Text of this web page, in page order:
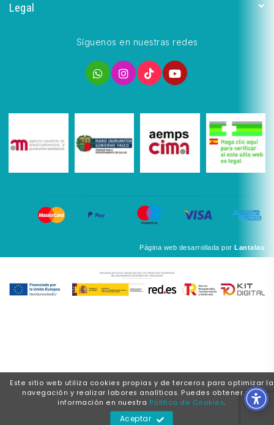
Legal
Síguenos en nuestras redes
Página web desarrollada por Lantalau
Este sitio web utiliza cookies propias y de terceros para optimizar la
navegación y realizar labores analíticas. Puedes obtener más
información en nuestra Política de Cookies.
Aceptar